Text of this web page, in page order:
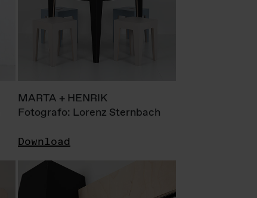
MARTA + HENRIK
Fotografo: Lorenz Sternbach
Download